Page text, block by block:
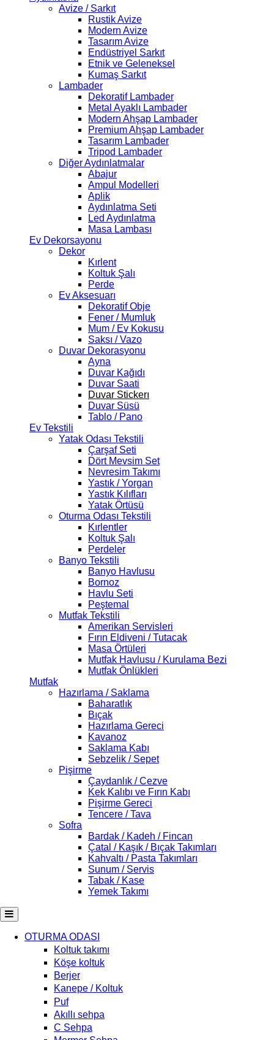
Avize / Sarkıt
Rustik Avize
Modern Avize
Tasarım Avize
Endüstriyel Sarkıt
Etnik ve Geleneksel
Kumaş Sarkıt
Lambader
Dekoratif Lambader
Metal Ayaklı Lambader
Modern Ahşap Lambader
Premium Ahşap Lambader
Tasarım Lambader
Tripod Lambader
Diğer Aydınlatmalar
Abajur
Ampul Modelleri
Aplik
Aydınlatma Seti
Led Aydınlatma
Masa Lambası
Ev Dekorsayonu
Dekor
Kırlent
Koltuk Şalı
Perde
Ev Aksesuarı
Dekoratif Obje
Fener / Mumluk
Mum / Ev Kokusu
Saksı / Vazo
Duvar Dekorasyonu
Ayna
Duvar Kağıdı
Duvar Saati
Duvar Stickerı
Duvar Süsü
Tablo / Pano
Ev Tekstili
Yatak Odası Tekstili
Çarşaf Seti
Dört Mevsim Set
Nevresim Takımı
Yastık / Yorgan
Yastık Kılıfları
Yatak Örtüsü
Oturma Odası Tekstili
Kırlentler
Koltuk Şalı
Perdeler
Banyo Tekstili
Banyo Havlusu
Bornoz
Havlu Seti
Peştemal
Mutfak Tekstili
Amerikan Servisleri
Fırın Eldiveni / Tutacak
Masa Örtüleri
Mutfak Havlusu / Kurulama Bezi
Mutfak Önlükleri
Mutfak
Hazırlama / Saklama
Baharatlık
Bıçak
Hazırlama Gereci
Kavanoz
Saklama Kabı
Sebzelik / Sepet
Pişirme
Çaydanlık / Cezve
Kek Kalıbı ve Fırın Kabı
Pişirme Gereci
Tencere / Tava
Sofra
Bardak / Kadeh / Fincan
Çatal / Kaşık / Bıçak Takımları
Kahvaltı / Pasta Takımları
Sunum / Servis
Tabak / Kase
Yemek Takımı
OTURMA ODASI
Koltuk takımı
Köşe koltuk
Berjer
Kanepe / Koltuk
Puf
Akıllı sehpa
C Sehpa